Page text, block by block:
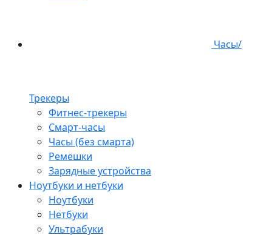
Часы/
Трекеры
Фитнес-трекеры
Смарт-часы
Часы (без смарта)
Ремешки
Зарядные устройства
Ноутбуки и нетбуки
Ноутбуки
Нетбуки
Ультрабуки